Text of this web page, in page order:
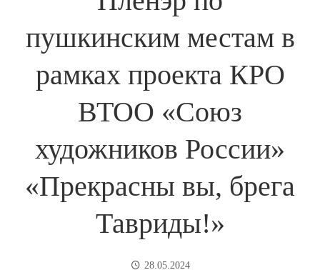
пушкинским местам в
рамках проекта КРО
ВТОО «Союз
художников России»
«Прекрасны вы, брега
Тавриды!»
28.05.2024